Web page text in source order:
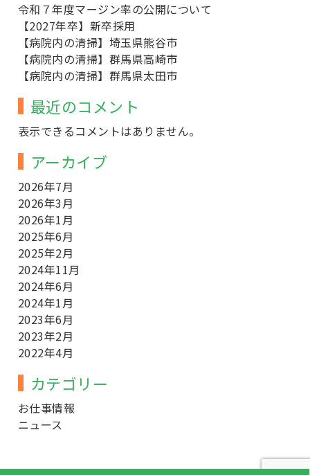
令和７年度マージン率の公開について
【2027年卒】新卒採用
【病院内の清掃】埼玉県熊谷市
【病院内の清掃】群馬県高崎市
【病院内の清掃】群馬県太田市
最近のコメント
表示できるコメントはありません。
アーカイブ
2026年7月
2026年3月
2026年1月
2025年6月
2025年2月
2024年11月
2024年6月
2024年1月
2023年6月
2023年2月
2022年4月
カテゴリー
お仕事情報
ニュース